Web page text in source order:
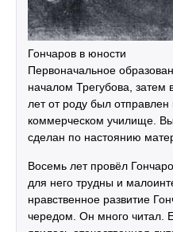
Гончаров в юности
Первоначальное
началом Трегубова, затем
лет от роду был отправлен
коммерческом училище.
сделан по настоянию
Восемь лет провёл
для него трудны и
нравственное развитие
чередом. Он много читал.